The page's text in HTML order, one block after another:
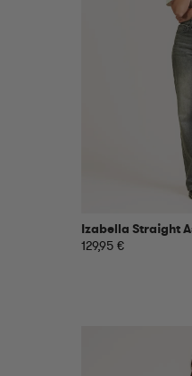
Izabella Straight
129,95 €